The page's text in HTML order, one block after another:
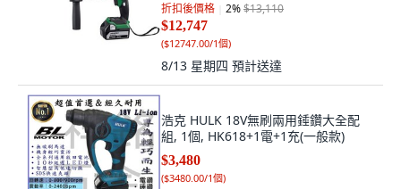
折扣後價格 2%$13,110
$12,747
($12747.00/1個)
8/13 星期四 預計送達
浩克 HULK 18V無刷兩用錘鑽大全配
組, 1個, HK618+1電+1充(一般款)
$3,480
($3480.00/1個)